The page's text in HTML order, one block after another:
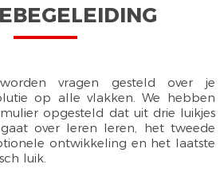
vragen gesteld over je
op alle vlakken. We hebben
opgesteld dat uit drie luikjes
over leren leren, het tweede
ontwikkeling en het laatste
luik.